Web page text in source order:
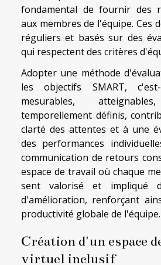
fondamental de fournir des
aux membres de l'équipe. Ces
réguliers et basés sur des
qui respectent des critères
Adopter une méthode
les objectifs SMART, c'est-
mesurables,
temporellement définis,
clarté des attentes et à une
des performances
communication de retours
espace de travail où chaque
sent valorisé et impliqué
d'amélioration, renforçant
productivité globale de l'équipe.
Création d'un espace
virtuel inclusif